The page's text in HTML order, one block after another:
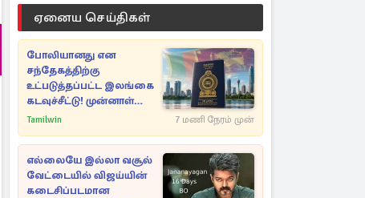
ஏனைய செய்திகள்
போலியானது என
சந்தேகத்திற்கு
உட்படுத்தப்பட்ட இலங்கை
கடவுச்சீட்டு! முன்னாள்
எம்.பிக்கு
சிக்கல்
Tamilwin 7 மணி நேரம் முன்
எல்லையே இல்லா வசூல்
வேட்டையில் விஜய்யின்
கடைசிப்படமான